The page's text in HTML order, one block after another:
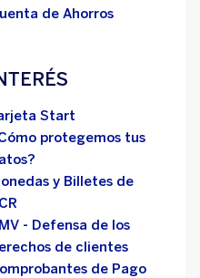
de Ahorros
Start
protegemos tus
y Billetes de
- Defensa de los
de clientes
de Pago